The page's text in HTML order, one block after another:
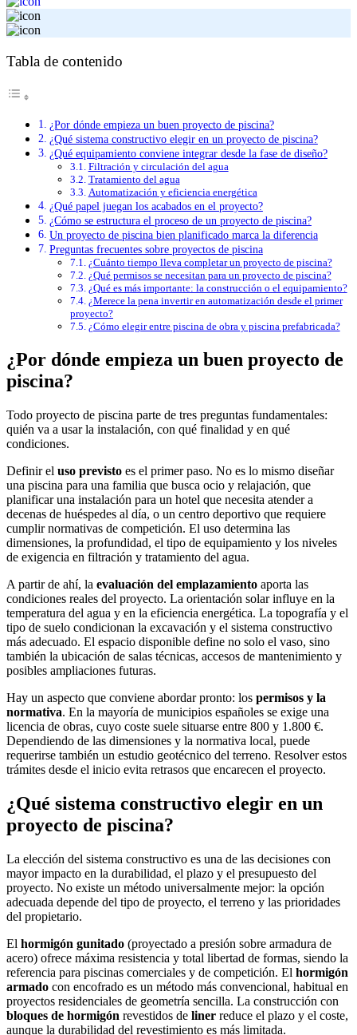
Tabla de contenido
¿Por dónde empieza un buen proyecto de piscina?
¿Qué sistema constructivo elegir en un proyecto de piscina?
¿Qué equipamiento conviene integrar desde la fase de diseño?
Filtración y circulación del agua
Tratamiento del agua
Automatización y eficiencia energética
¿Qué papel juegan los acabados en el proyecto?
¿Cómo se estructura el proceso de un proyecto de piscina?
Un proyecto de piscina bien planificado marca la diferencia
Preguntas frecuentes sobre proyectos de piscina
¿Cuánto tiempo lleva completar un proyecto de piscina?
¿Qué permisos se necesitan para un proyecto de piscina?
¿Qué es más importante: la construcción o el equipamiento?
¿Merece la pena invertir en automatización desde el primer
proyecto?
¿Cómo elegir entre piscina de obra y piscina prefabricada?
¿Por dónde empieza un buen proyecto de
piscina?
Todo proyecto de piscina parte de tres preguntas fundamentales:
quién va a usar la instalación, con qué finalidad y en qué
condiciones.
Definir el uso previsto es el primer paso. No es lo mismo diseñar
una piscina para una familia que busca ocio y relajación, que
planificar una instalación para un hotel que necesita atender a
decenas de huéspedes al día, o un centro deportivo que requiere
cumplir normativas de competición. El uso determina las
dimensiones, la profundidad, el tipo de equipamiento y los niveles
de exigencia en filtración y tratamiento del agua.
A partir de ahí, la evaluación del emplazamiento aporta las
condiciones reales del proyecto. La orientación solar influye en la
temperatura del agua y en la eficiencia energética. La topografía y el
tipo de suelo condicionan la excavación y el sistema constructivo
más adecuado. El espacio disponible define no solo el vaso, sino
también la ubicación de salas técnicas, accesos de mantenimiento y
posibles ampliaciones futuras.
Hay un aspecto que conviene abordar pronto: los permisos y la
normativa. En la mayoría de municipios españoles se exige una
licencia de obras, cuyo coste suele situarse entre 800 y 1.800 €.
Dependiendo de las dimensiones y la normativa local, puede
requerirse también un estudio geotécnico del terreno. Resolver estos
trámites desde el inicio evita retrasos que encarecen el proyecto.
¿Qué sistema constructivo elegir en un
proyecto de piscina?
La elección del sistema constructivo es una de las decisiones con
mayor impacto en la durabilidad, el plazo y el presupuesto del
proyecto. No existe un método universalmente mejor: la opción
adecuada depende del tipo de proyecto, el terreno y las prioridades
del propietario.
El hormigón gunitado (proyectado a presión sobre armadura de
acero) ofrece máxima resistencia y total libertad de formas, siendo la
referencia para piscinas comerciales y de competición. El hormigón
armado con encofrado es un método más convencional, habitual en
proyectos residenciales de geometría sencilla. La construcción con
bloques de hormigón revestidos de liner reduce el plazo y el coste,
aunque la durabilidad del revestimiento es más limitada.